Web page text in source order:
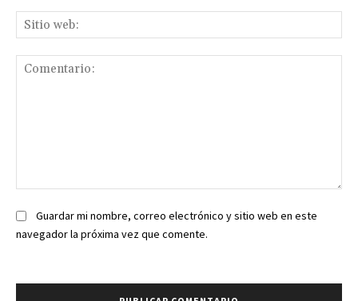
Guardar mi nombre, correo electrónico y sitio web en este
navegador la próxima vez que comente.